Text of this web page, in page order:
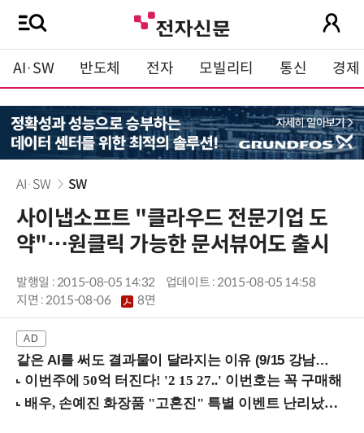
AI·SW 반도체 전자 모빌리티 통신 경제
AI·SW SW
사이냅소프트 "클라우드 전문기업 도
약"…원클릭 가능한 문서뷰어도 출시
발행일 : 2015-08-05 14:32
업데이트 : 2015-08-05 14:58
지면 :2015-08-06 8면
같은 AI를 써도 결과물이 달라지는 이유 (9/15 강남역)